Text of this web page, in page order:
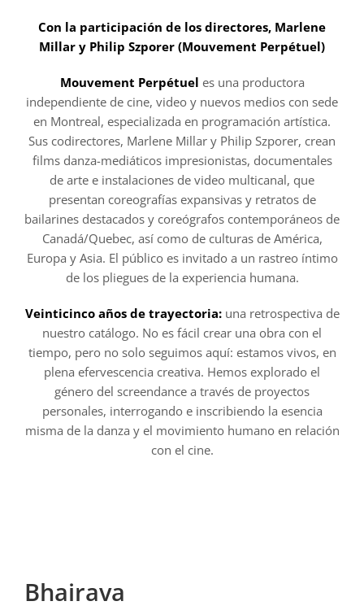
Con la participación de los directores, Marlene
Millar y Philip Szporer (Mouvement Perpétuel)
Mouvement Perpétuel es una productora
independiente de cine, video y nuevos medios con sede
en Montreal, especializada en programación artística.
Sus codirectores, Marlene Millar y Philip Szporer, crean
films danza-mediáticos impresionistas, documentales
de arte e instalaciones de video multicanal, que
presentan coreografías expansivas y retratos de
bailarines destacados y coreógrafos contemporáneos de
Canadá/Quebec, así como de culturas de América,
Europa y Asia. El público es invitado a un rastreo íntimo
de los pliegues de la experiencia humana.
Veinticinco años de trayectoria:una retrospectiva de
nuestro catálogo. No es fácil crear una obra con el
tiempo, pero no solo seguimos aquí: estamos vivos, en
plena efervescencia creativa. Hemos explorado el
género del screendance a través de proyectos
personales, interrogando e inscribiendo la esencia
misma de la danza y el movimiento humano en relación
con el cine.
Bhairava